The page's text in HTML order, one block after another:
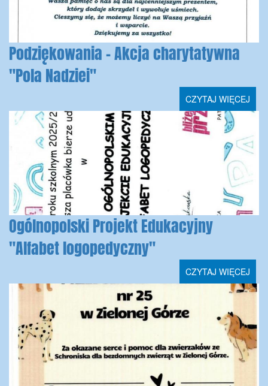
Podziękowania - Akcja charytatywna
"Pola Nadziei"
CZYTAJ WIĘCEJ
Ogólnopolski Projekt Edukacyjny
"Alfabet logopedyczny"
CZYTAJ WIĘCEJ